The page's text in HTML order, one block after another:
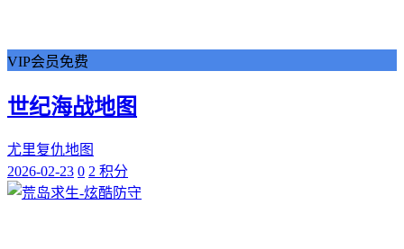
VIP会员免费
世纪海战地图
尤里复仇地图
2026-02-23 0 2 积分